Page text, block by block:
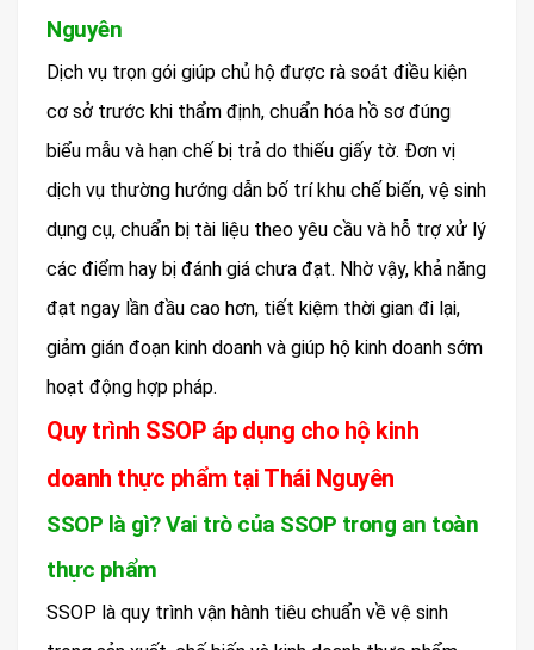
Nguyên
Dịch vụ trọn gói giúp chủ hộ được rà soát điều kiện
cơ sở trước khi thẩm định, chuẩn hóa hồ sơ đúng
biểu mẫu và hạn chế bị trả do thiếu giấy tờ. Đơn vị
dịch vụ thường hướng dẫn bố trí khu chế biến, vệ sinh
dụng cụ, chuẩn bị tài liệu theo yêu cầu và hỗ trợ xử lý
các điểm hay bị đánh giá chưa đạt. Nhờ vậy, khả năng
đạt ngay lần đầu cao hơn, tiết kiệm thời gian đi lại,
giảm gián đoạn kinh doanh và giúp hộ kinh doanh sớm
hoạt động hợp pháp.
Quy trình SSOP áp dụng cho hộ kinh
doanh thực phẩm tại Thái Nguyên
SSOP là gì? Vai trò của SSOP trong an toàn
thực phẩm
SSOP là quy trình vận hành tiêu chuẩn về vệ sinh